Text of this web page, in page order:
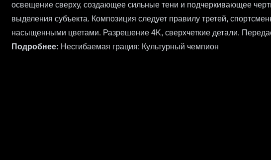
освещение сверху, создающее сильные тени и подчеркивающее
выделения субъекта. Композиция следует правилу третей,
насыщенными цветами. Разрешение 4K, сверхчеткие детали.
Подробнее: Несгибаемая грация: Культурный чемпион